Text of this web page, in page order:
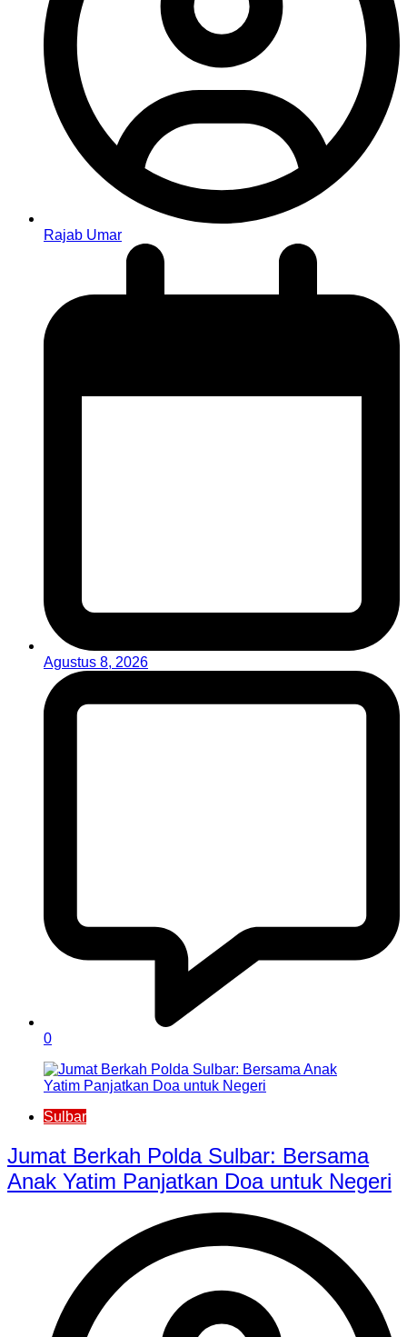
Rajab Umar
Agustus 8, 2026
0
Sulbar
Jumat Berkah Polda Sulbar: Bersama
Anak Yatim Panjatkan Doa untuk Negeri